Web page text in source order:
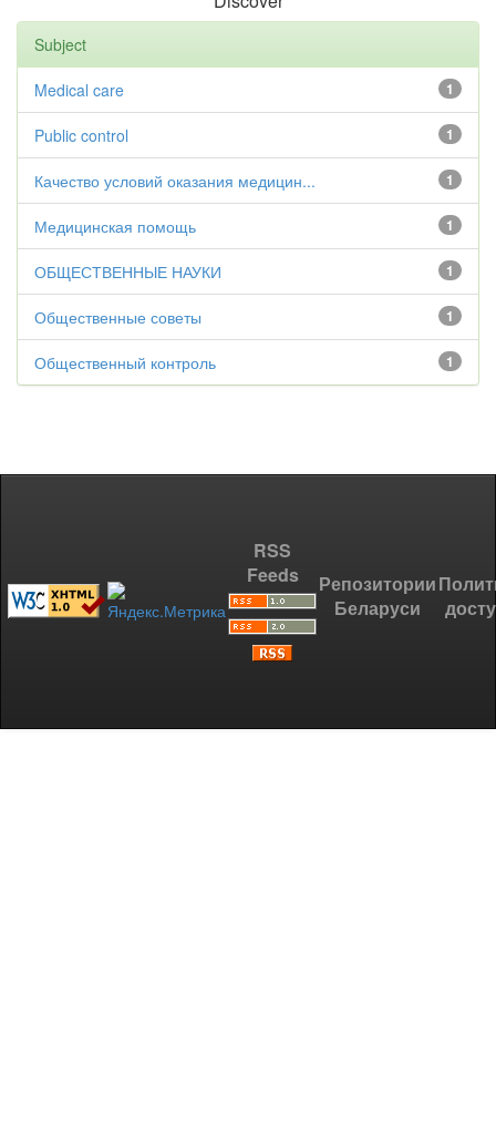
Subject
1
Medical care
1
Public control
1
Качество условий оказания медицин...
1
Медицинская помощь
1
ОБЩЕСТВЕННЫЕ НАУКИ
1
Общественные советы
1
Общественный контроль
RSS
Feeds
Репозитории
Беларуси